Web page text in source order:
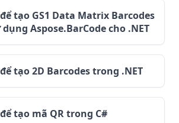
tạo GS1 Data Matrix Barcodes
Aspose.BarCode cho .NET
tạo 2D Barcodes trong .NET
tạo mã QR trong C#